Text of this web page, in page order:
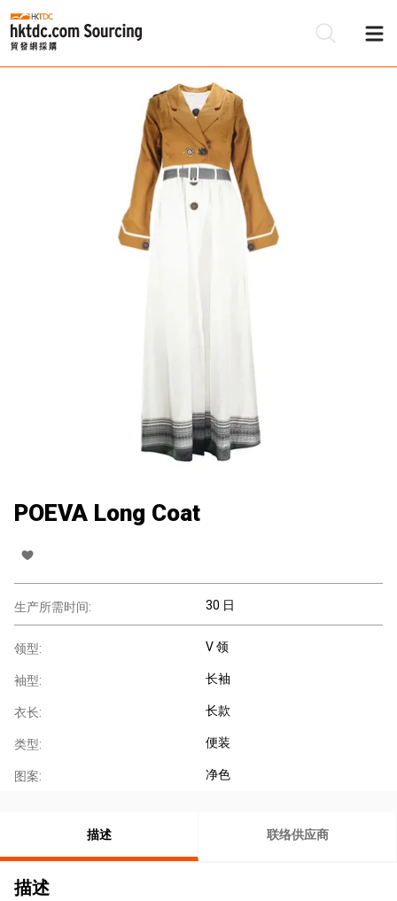
POEVA Long Coat
生产所需时间: 30 日
领型: V 领
袖型: 长袖
衣长: 长款
类型: 便装
图案: 净色
描述 联络供应商
描述